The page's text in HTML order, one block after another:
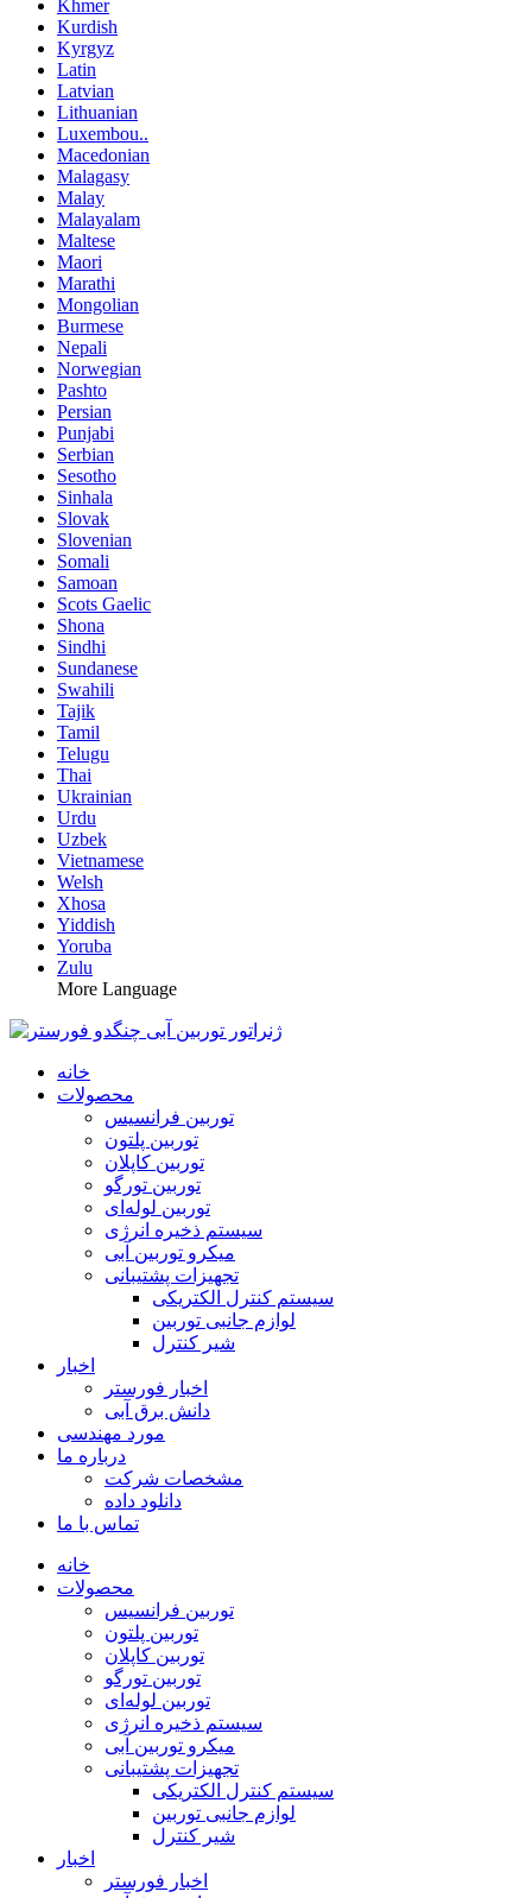
Khmer
Kurdish
Kyrgyz
Latin
Latvian
Lithuanian
Luxembou..
Macedonian
Malagasy
Malay
Malayalam
Maltese
Maori
Marathi
Mongolian
Burmese
Nepali
Norwegian
Pashto
Persian
Punjabi
Serbian
Sesotho
Sinhala
Slovak
Slovenian
Somali
Samoan
Scots Gaelic
Shona
Sindhi
Sundanese
Swahili
Tajik
Tamil
Telugu
Thai
Ukrainian
Urdu
Uzbek
Vietnamese
Welsh
Xhosa
Yiddish
Yoruba
Zulu
More Language
خانه
محصولات
توربین فرانسیس
توربین پلتون
توربین کاپلان
توربین تورگو
توربین لوله‌ای
سیستم ذخیره انرژی
میکرو توربین آبی
تجهیزات پشتیبانی
سیستم کنترل الکتریکی
لوازم جانبی توربین
شیر کنترل
اخبار
اخبار فورستر
دانش برق آبی
مورد مهندسی
درباره ما
مشخصات شرکت
دانلود داده
تماس با ما
خانه
محصولات
توربین فرانسیس
توربین پلتون
توربین کاپلان
توربین تورگو
توربین لوله‌ای
سیستم ذخیره انرژی
میکرو توربین آبی
تجهیزات پشتیبانی
سیستم کنترل الکتریکی
لوازم جانبی توربین
شیر کنترل
اخبار
اخبار فورستر